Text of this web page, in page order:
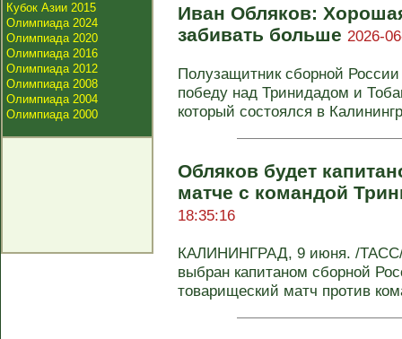
Кубок Азии 2015
Олимпиада 2024
Олимпиада 2020
Олимпиада 2016
Олимпиада 2012
Олимпиада 2008
Олимпиада 2004
Олимпиада 2000
Иван Обляков:
забивать больше 2026-
Полузащитник сборной
победу над Тринидадом и
который состоялся в
Обляков будет
матче с командой
18:35:16
КАЛИНИНГРАД, 9 июня. /ТАСС/
выбран капитаном сборной
товарищеский матч против